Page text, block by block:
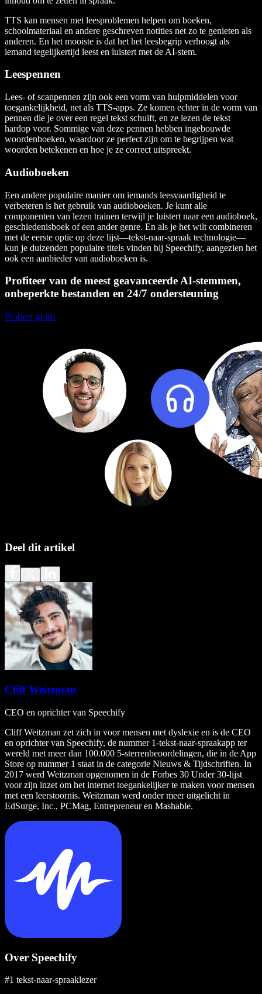
TTS kan mensen met leesproblemen helpen om boeken,
schoolmateriaal en andere geschreven notities net zo te genieten als
anderen. En het mooiste is dat het het leesbegrip verhoogt als
iemand tegelijkertijd leest en luistert met de AI-stem.
Leespennen
Lees- of scanpennen zijn ook een vorm van hulpmiddelen voor
toegankelijkheid, net als TTS-apps. Ze komen echter in de vorm van
pennen die je over een regel tekst schuift, en ze lezen de tekst
hardop voor. Sommige van deze pennen hebben ingebouwde
woordenboeken, waardoor ze perfect zijn om te begrijpen wat
woorden betekenen en hoe je ze correct uitspreekt.
Audioboeken
Een andere populaire manier om iemands leesvaardigheid te
verbeteren is het gebruik van audioboeken. Je kunt alle
componenten van lezen trainen terwijl je luistert naar een audioboek,
geschiedenisboek of een ander genre. En als je het wilt combineren
met de eerste optie op deze lijst—tekst-naar-spraak technologie—
kun je duizenden populaire titels vinden bij Speechify, aangezien het
ook een aanbieder van audioboeken is.
Profiteer van de meest geavanceerde AI-stemmen,
onbeperkte bestanden en 24/7 ondersteuning
Probeer gratis
Deel dit artikel
Cliff Weitzman
CEO en oprichter van Speechify
Cliff Weitzman zet zich in voor mensen met dyslexie en is de CEO
en oprichter van Speechify, de nummer 1-tekst-naar-spraakapp ter
wereld met meer dan 100.000 5-sterrenbeoordelingen, die in de App
Store op nummer 1 staat in de categorie Nieuws & Tijdschriften. In
2017 werd Weitzman opgenomen in de Forbes 30 Under 30-lijst
voor zijn inzet om het internet toegankelijker te maken voor mensen
met een leerstoornis. Weitzman werd onder meer uitgelicht in
EdSurge, Inc., PCMag, Entrepreneur en Mashable.
Over Speechify
#1 tekst-naar-spraaklezer